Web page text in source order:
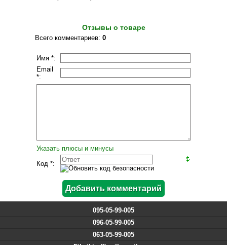
Отзывы о товаре
Всего комментариев: 0
Имя *:
Email
*:
Указать плюсы и минусы
Код *:
095-05-99-005
096-05-99-005
063-05-99-005